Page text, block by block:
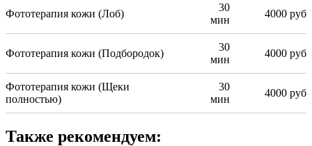
Фототерапия кожи (Лоб)
30
мин
4000 руб
Фототерапия кожи (Подбородок)
30
мин
4000 руб
Фототерапия кожи (Щеки
полностью)
30
мин
4000 руб
Также рекомендуем: